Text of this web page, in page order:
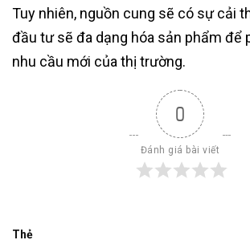
Tuy nhiên, nguồn cung sẽ có sự cải
đầu tư sẽ đa dạng hóa sản phẩm để
nhu cầu mới của thị trường.
0
Đánh giá bài viết
Thẻ